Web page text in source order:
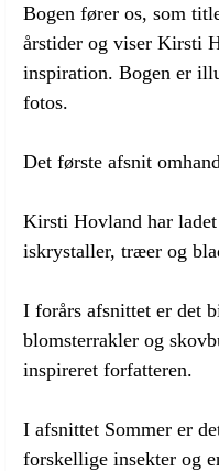
Bogen fører os, som
årstider og viser Kirsti
inspiration. Bogen er
fotos.
Det første afsnit
Kirsti Hovland har
iskrystaller, træer og
I forårs afsnittet er det
blomsterrakler og
inspireret forfatteren.
I afsnittet Sommer er
forskellige insekter og